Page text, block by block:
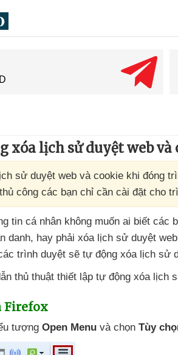
xóa lịch sử duyệt web
sử duyệt web và cookie khi đóng
công các bạn chỉ cần cài đặt cho
tin cá nhân không muốn ai biết các
danh, hay phải xóa lịch sử duyệt
trình duyệt sẽ tự động xóa lịch sử
thủ thuật thiết lập tự động xóa lịch
Firefox
tượng Open Menu và chọn Tùy